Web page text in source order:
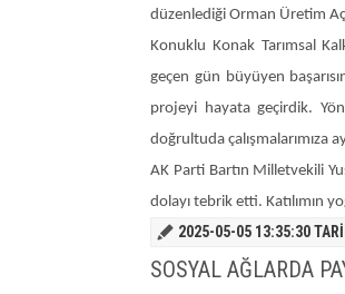
düzenlediği Orman Üretim
Konuklu Konak Tarımsal
geçen gün büyüyen
projeyi hayata geçirdik.
doğrultuda çalışmalarımıza
AK Parti Bartın Milletvekili
dolayı tebrik etti. Katılımın
2025-05-05 13:35:30
SOSYAL AĞLARDA